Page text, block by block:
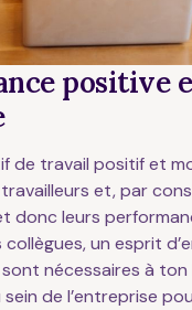
positive
de travail positif et
et, par
donc leurs
un esprit
nécessaires à
de l’entreprise